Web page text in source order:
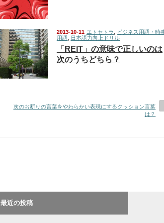
2013-10-11 エトセトラ
ビジネス用語・時
用語 日本語力向上ドリル
「REIT」の意味で正しいのは
次のうちどちら？
次のお断りの言葉をやわらかい表現にするクッション言葉
は？
最近の投稿